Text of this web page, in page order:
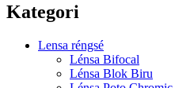
Kategori
Lensa réngsé
Lénsa Bifocal
Lénsa Blok Biru